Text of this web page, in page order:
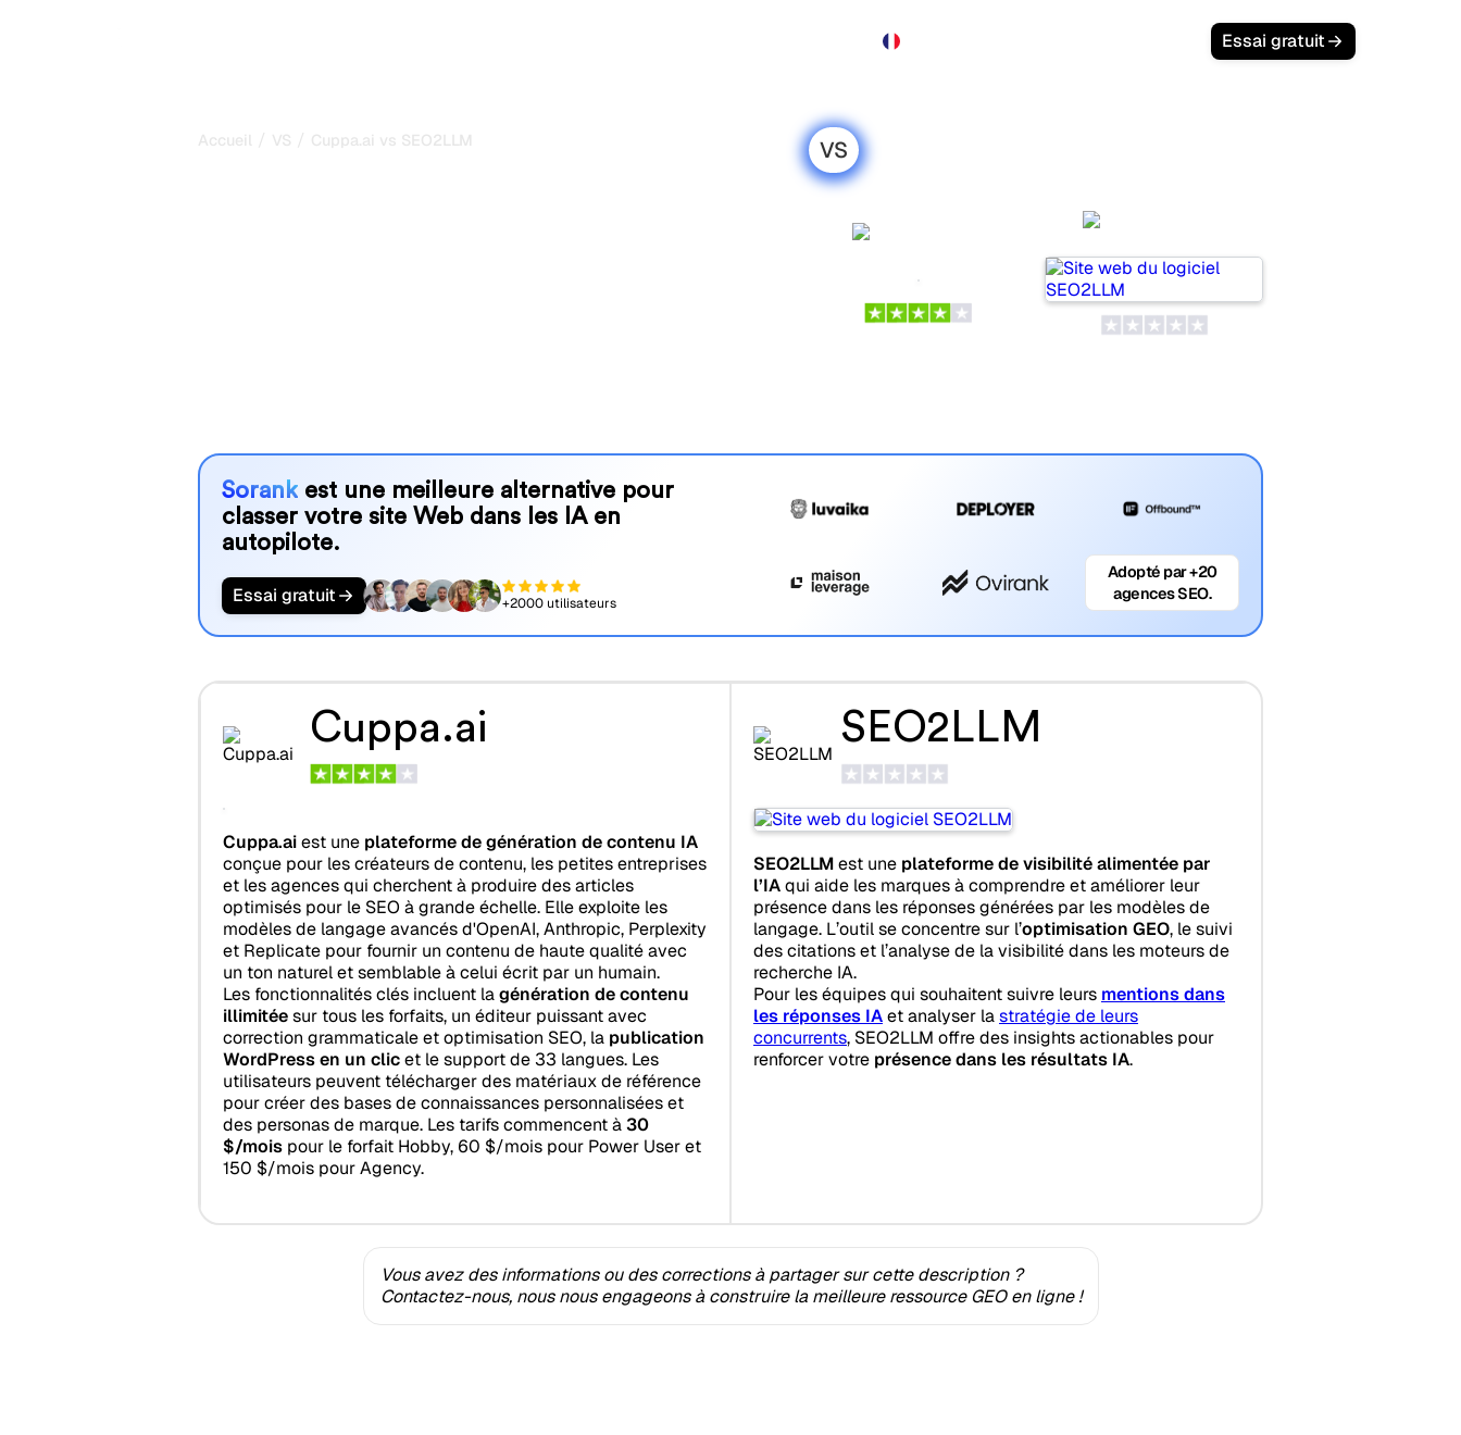
Essai gratuit
Accueil / VS / Cuppa.ai vs SEO2LLM VS
Sorankest une meilleure alternative pour
classer votre site Web dans les IA en
autopilote.
Essai gratuit +2000 utilisateurs
Adopté par +20
agences SEO.
Cuppa.ai
Cuppa.aiest une plateforme de génération de contenu IA
conçue pour les créateurs de contenu, les petites entreprises
et les agences qui cherchent à produire des articles
optimisés pour le SEO à grande échelle. Elle exploite les
modèles de langage avancés d'OpenAI, Anthropic, Perplexity
et Replicate pour fournir un contenu de haute qualité avec
un ton naturel et semblable à celui écrit par un humain.
Les fonctionnalités clés incluent lagénération de contenu
illimitéesur tous les forfaits, un éditeur puissant avec
correction grammaticale et optimisation SEO, la publication
WordPress en un clicet le support de 33 langues. Les
utilisateurs peuvent télécharger des matériaux de référence
pour créer des bases de connaissances personnalisées et
des personas de marque. Les tarifs commencent à30
$/moispour le forfait Hobby, 60 $/mois pour Power User et
150 $/mois pour Agency.
SEO2LLM
SEO2LLMest une plateforme de visibilité alimentée par
l’IAqui aide les marques à comprendre et améliorer leur
présence dans les réponses générées par les modèles de
langage. L’outil se concentre sur l’optimisation GEO, le suivi
des citations et l’analyse de la visibilité dans les moteurs de
recherche IA.
Pour les équipes qui souhaitent suivre leurs mentions dans
les réponses IAet analyser lastratégie de leurs
concurrents, SEO2LLM offre des insights actionables pour
renforcer votre présence dans les résultats IA.
Vous avez des informations ou des corrections à partager sur cette description ?
Contactez-nous, nous nous engageons à construire la meilleure ressource GEO en ligne !